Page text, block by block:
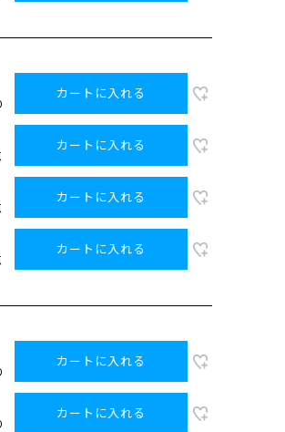
カートに入れる
カートに入れる
カートに入れる
カートに入れる
カートに入れる
カートに入れる